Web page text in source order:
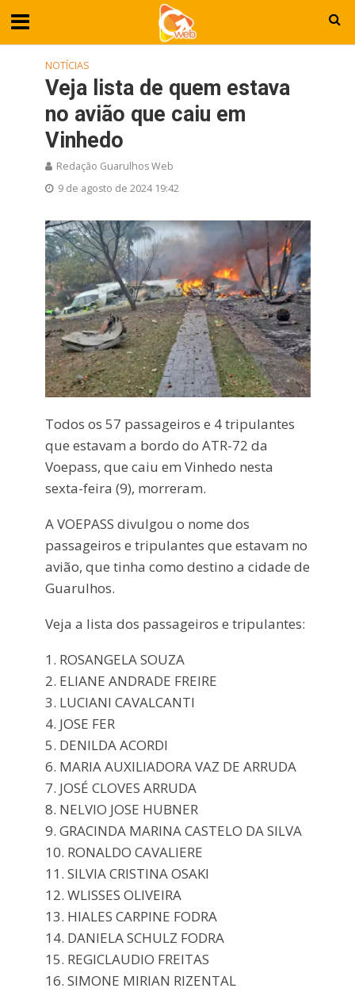
NOTÍCIAS
Veja lista de quem estava
no avião que caiu em
Vinhedo
Redação Guarulhos Web
9 de agosto de 2024 19:42
Todos os 57 passageiros e 4 tripulantes
que estavam a bordo do ATR-72 da
Voepass, que caiu em Vinhedo nesta
sexta-feira (9), morreram.
A VOEPASS divulgou o nome dos
passageiros e tripulantes que estavam no
avião, que tinha como destino a cidade de
Guarulhos.
Veja a lista dos passageiros e tripulantes:
1. ROSANGELA SOUZA
2. ELIANE ANDRADE FREIRE
3. LUCIANI CAVALCANTI
4. JOSE FER
5. DENILDA ACORDI
6. MARIA AUXILIADORA VAZ DE ARRUDA
7. JOSÉ CLOVES ARRUDA
8. NELVIO JOSE HUBNER
9. GRACINDA MARINA CASTELO DA SILVA
10. RONALDO CAVALIERE
11. SILVIA CRISTINA OSAKI
12. WLISSES OLIVEIRA
13. HIALES CARPINE FODRA
14. DANIELA SCHULZ FODRA
15. REGICLAUDIO FREITAS
16. SIMONE MIRIAN RIZENTAL